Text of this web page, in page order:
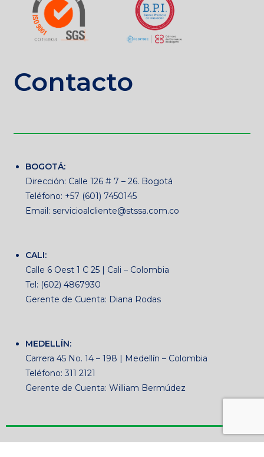
Contacto
BOGOTÁ:
Dirección: Calle 126 # 7 – 26. Bogotá
Teléfono: +57 (601) 7450145
Email: servicioalcliente@stssa.com.co
CALI:
Calle 6 Oest 1 C 25 | Cali – Colombia
Tel: (602) 4867930
Gerente de Cuenta: Diana Rodas
MEDELLÍN:
Carrera 45 No. 14 – 198 | Medellín – Colombia
Teléfono: 311 2121
Gerente de Cuenta: William Bermúdez